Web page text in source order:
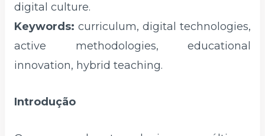
digital culture.
Keywords: curriculum, digital technologies,
active methodologies, educational
innovation, hybrid teaching.
Introdução